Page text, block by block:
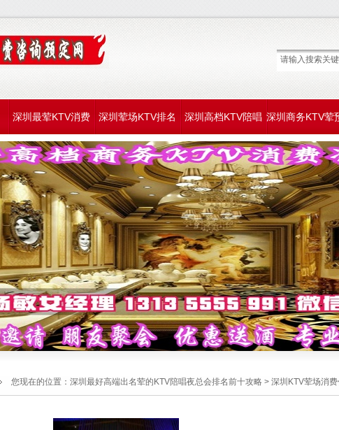
深圳最荤KTV消费 深圳荤场KTV排名 深圳高档KTV陪唱 深圳商务KTV荤
您现在的位置： 深圳最好高端出名荤的KTV陪唱夜总会排名前十攻略 > 深圳KTV荤场消